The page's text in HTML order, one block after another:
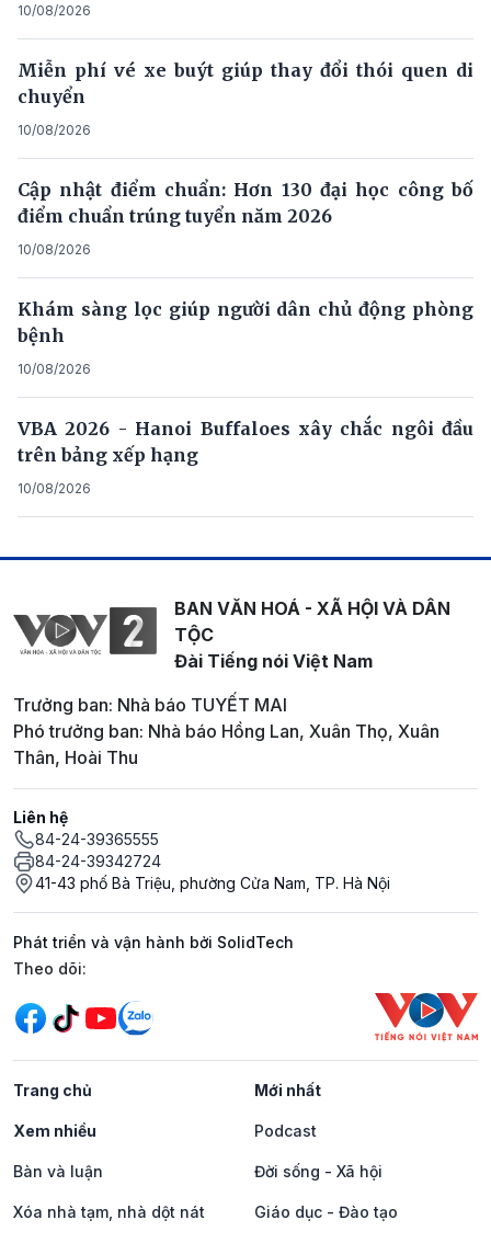
10/08/2026
Miễn phí vé xe buýt giúp thay đổi thói quen di
chuyển
10/08/2026
Cập nhật điểm chuẩn: Hơn 130 đại học công bố
điểm chuẩn trúng tuyển năm 2026
10/08/2026
Khám sàng lọc giúp người dân chủ động phòng
bệnh
10/08/2026
VBA 2026 - Hanoi Buffaloes xây chắc ngôi đầu
trên bảng xếp hạng
10/08/2026
BAN VĂN HOÁ - XÃ HỘI VÀ DÂN
TỘC
Đài Tiếng nói Việt Nam
Trưởng ban: Nhà báo TUYẾT MAI
Phó trưởng ban: Nhà báo Hồng Lan, Xuân Thọ, Xuân
Thân, Hoài Thu
Liên hệ
84-24-39365555
84-24-39342724
41-43 phố Bà Triệu, phường Cửa Nam, TP. Hà Nội
Phát triển và vận hành bởi SolidTech
Mạng xã hội
Theo dõi:
Trang chủ Mới nhất
Xem nhiều Podcast
Bàn và luận Đời sống - Xã hội
Xóa nhà tạm, nhà dột nát Giáo dục - Đào tạo